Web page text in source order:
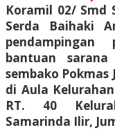
Koramil 02/ Smd
Serda Baihaki
pendampingan
bantuan
sembako Pokmas
di Aula
RT. 40
Samarinda Ilir,